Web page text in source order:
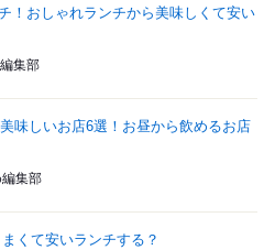
！おしゃれランチから美味しくて安い
集部
味しいお店6選！お昼から飲めるお店
集部
くて安いランチする？